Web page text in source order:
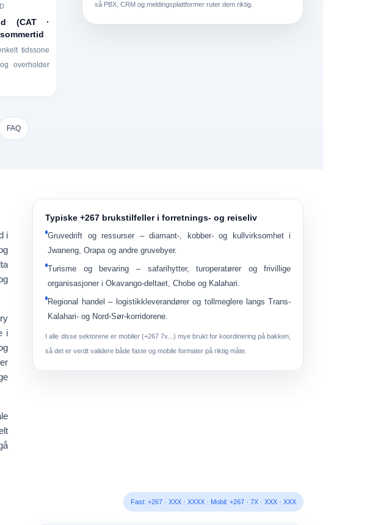
(CAT ·
tidssone
overholder
FAQ
så PBX, CRM og meldingsplattformer ruter dem riktig.
i
i
Typiske +267 brukstilfeller i forretnings- og reiseliv
Gruvedrift og ressurser – diamant-, kobber- og kullvirksomhet i
Jwaneng, Orapa og andre gruvebyer.
Turisme og bevaring – safarihytter, turoperatører og frivillige
organisasjoner i Okavango-deltaet, Chobe og Kalahari.
Regional handel – logistikkleverandører og tollmeglere langs Trans-
Kalahari- og Nord-Sør-korridorene.
I alle disse sektorene er mobiler (+267 7x...) mye brukt for koordinering på bakken,
så det er verdt validere både faste og mobile formater på riktig måte.
Fast: +267 · XXX · XXXX · Mobil: +267 · 7X · XXX · XXX